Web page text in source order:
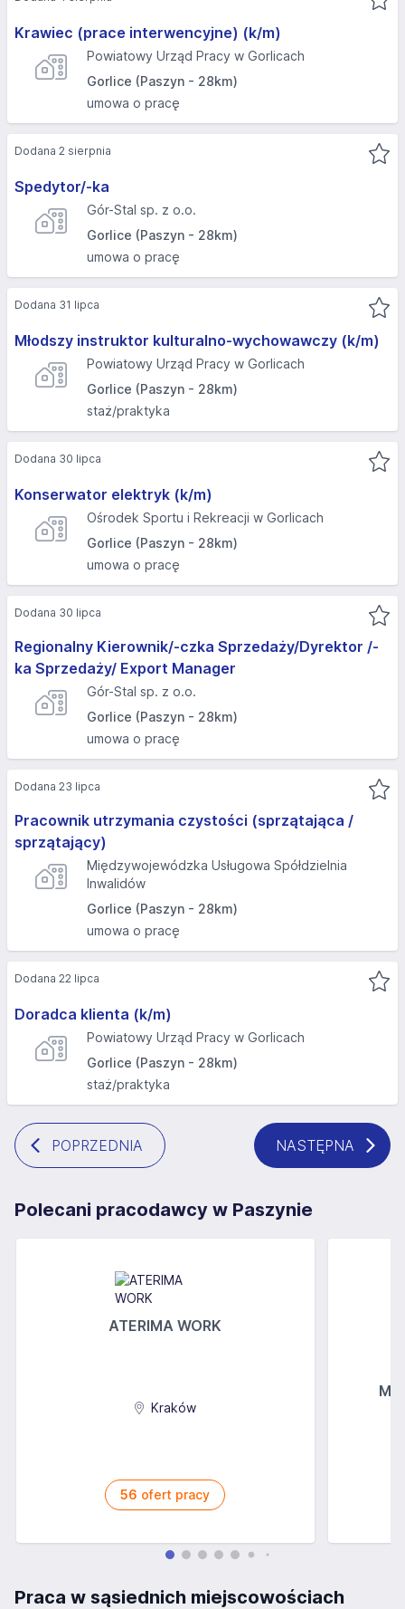
Krawiec (prace interwencyjne) (k/m)
Powiatowy Urząd Pracy w Gorlicach
Gorlice (Paszyn - 28km)
umowa o pracę
Spedytor/-ka
Gór-Stal sp. z o.o.
Gorlice (Paszyn - 28km)
umowa o pracę
Dodana 2 sierpnia
Młodszy instruktor kulturalno-wychowawczy (k/m)
Powiatowy Urząd Pracy w Gorlicach
Gorlice (Paszyn - 28km)
staż/praktyka
Dodana 31 lipca
Konserwator elektryk (k/m)
Ośrodek Sportu i Rekreacji w Gorlicach
Gorlice (Paszyn - 28km)
umowa o pracę
Dodana 30 lipca
Regionalny Kierownik/-czka Sprzedaży/Dyrektor /-
ka Sprzedaży/ Export Manager
Gór-Stal sp. z o.o.
Gorlice (Paszyn - 28km)
umowa o pracę
Dodana 30 lipca
Pracownik utrzymania czystości (sprzątająca /
sprzątający)
Międzywojewódzka Usługowa Spółdzielnia
Inwalidów
Gorlice (Paszyn - 28km)
umowa o pracę
Dodana 23 lipca
Doradca klienta (k/m)
Powiatowy Urząd Pracy w Gorlicach
Gorlice (Paszyn - 28km)
staż/praktyka
Dodana 22 lipca
POPRZEDNIA NASTĘPNA
Polecani pracodawcy w Paszynie
ATERIMA WORK
Kraków
56 ofert pracy
Praca w sąsiednich miejscowościach